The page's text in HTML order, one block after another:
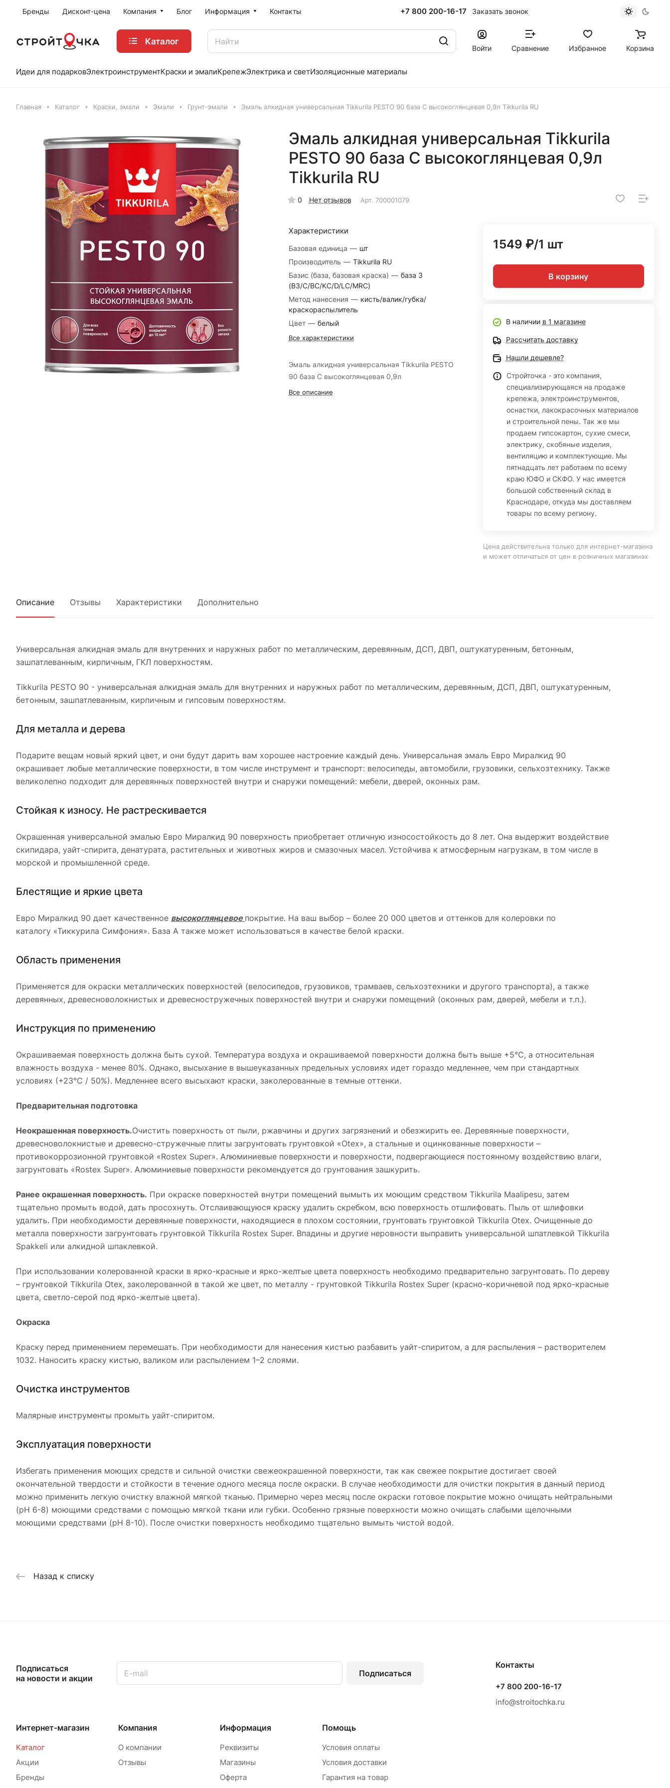
Бренды Дисконт-цена Компания Блог Информация Контакты +7 800 200-16-17 Заказать звонок
Каталог
Войти Сравнение Избранное Корзина
Идеи для подарковЭлектроинструментКраски и эмалиКрепежЭлектрика и светИзоляционные материалы
Главная Каталог Краски, эмали Эмали Грунт-эмали Эмаль алкидная универсальная Tikkurila PESTO 90 база C высокоглянцевая 0,9л Tikkurila RU
Эмаль алкидная универсальная Tikkurila
PESTO 90 база C высокоглянцевая 0,9л
Tikkurila RU
0 Нет отзывов Арт. 700001079
Характеристики
Базовая единица — шт
Производитель — Tikkurila RU
Базис (база, базовая краска) — база 3
(B3/C/BC/KC/D/LC/MRC)
Метод нанесения — кисть/валик/губка/
краскораспылитель
Цвет — белый
Все характеристики
Эмаль алкидная универсальная Tikkurila PESTO
90 база C высокоглянцевая 0,9л
Все описание
1549 ₽/1 шт
В корзину
В наличии в 1 магазине
Рассчитать доставку
Нашли дешевле?
Стройточка - это компания,
специализирующаяся на продаже
крепежа, электроинструментов,
оснастки, лакокрасочных материалов
и строительной пены. Так же мы
продаем гипсокартон, сухие смеси,
электрику, скобяные изделия,
вентиляцию и комплектующие. Мы
пятнадцать лет работаем по всему
краю ЮФО и СКФО. У нас имеется
большой собственный склад в
Краснодаре, откуда мы доставляем
товары по всему региону.
Цена действительна только для интернет-магазина
и может отличаться от цен в розничных магазинах
Описание Отзывы Характеристики Дополнительно
Универсальная алкидная эмаль для внутренних и наружных работ по металлическим, деревянным, ДСП, ДВП, оштукатуренным, бетонным,
зашпатлеванным, кирпичным, ГКЛ поверхностям.
Tikkurila PESTO 90 - универсальная алкидная эмаль для внутренних и наружных работ по металлическим, деревянным, ДСП, ДВП, оштукатуренным,
бетонным, зашпатлеванным, кирпичным и гипсовым поверхностям.
Для металла и дерева
Подарите вещам новый яркий цвет, и они будут дарить вам хорошее настроение каждый день. Универсальная эмаль Евро Миралкид 90
окрашивает любые металлические поверхности, в том числе инструмент и транспорт: велосипеды, автомобили, грузовики, сельхозтехнику. Также
великолепно подходит для деревянных поверхностей внутри и снаружи помещений: мебели, дверей, оконных рам.
Стойкая к износу. Не растрескивается
Окрашенная универсальной эмалью Евро Миралкид 90 поверхность приобретает отличную износостойкость до 8 лет. Она выдержит воздействие
скипидара, уайт-спирита, денатурата, растительных и животных жиров и смазочных масел. Устойчива к атмосферным нагрузкам, в том числе в
морской и промышленной среде.
Блестящие и яркие цвета
Евро Миралкид 90 дает качественное высокоглянцевое покрытие. На ваш выбор – более 20 000 цветов и оттенков для колеровки по
каталогу «Тиккурила Симфония». База А также может использоваться в качестве белой краски.
Область применения
Применяется для окраски металлических поверхностей (велосипедов, грузовиков, трамваев, сельхозтехники и другого транспорта), а также
деревянных, древесноволокнистых и древесностружечных поверхностей внутри и снаружи помещений (оконных рам, дверей, мебели и т.п.).
Инструкция по применению
Окрашиваемая поверхность должна быть сухой. Температура воздуха и окрашиваемой поверхности должна быть выше +5°С, а относительная
влажность воздуха - менее 80%. Однако, высыхание в вышеуказанных предельных условиях идет гораздо медленнее, чем при стандартных
условиях (+23°С / 50%). Медленнее всего высыхают краски, заколерованные в темные оттенки.
Предварительная подготовка
Неокрашенная поверхность.Очистить поверхность от пыли, ржавчины и других загрязнений и обезжирить ее. Деревянные поверхности,
древесноволокнистые и древесно-стружечные плиты загрунтовать грунтовкой «Otex», а стальные и оцинкованные поверхности –
противокоррозионной грунтовкой «Rostex Super». Алюминиевые поверхности и поверхности, подвергающиеся постоянному воздействию влаги,
загрунтовать «Rostex Super». Алюминиевые поверхности рекомендуется до грунтования зашкурить.
Ранее окрашенная поверхность. При окраске поверхностей внутри помещений вымыть их моющим средством Tikkurila Maalipesu, затем
тщательно промыть водой, дать просохнуть. Отслаивающуюся краску удалить скребком, всю поверхность отшлифовать. Пыль от шлифовки
удалить. При необходимости деревянные поверхности, находящиеся в плохом состоянии, грунтовать грунтовкой Tikkurila Otex. Очищенные до
металла поверхности загрунтовать грунтовкой Tikkurila Rostex Super. Впадины и другие неровности выправить универсальной шпатлевкой Tikkurila
Spakkeli или алкидной шпаклевкой.
При использовании колерованной краски в ярко-красные и ярко-желтые цвета поверхность необходимо предварительно загрунтовать. По дереву
– грунтовкой Tikkurila Otex, заколерованной в такой же цвет, по металлу - грунтовкой Tikkurila Rostex Super (красно-коричневой под ярко-красные
цвета, светло-серой под ярко-желтые цвета).
Окраска
Краску перед применением перемешать. При необходимости для нанесения кистью разбавить уайт-спиритом, а для распыления – растворителем
1032. Наносить краску кистью, валиком или распылением 1–2 слоями.
Очистка инструментов
Малярные инструменты промыть уайт-спиритом.
Эксплуатация поверхности
Избегать применения моющих средств и сильной очистки свежеокрашенной поверхности, так как свежее покрытие достигает своей
окончательной твердости и стойкости в течение одного месяца после окраски. В случае необходимости для очистки покрытия в данный период
можно применить легкую очистку влажной мягкой тканью. Примерно через месяц после окраски готовое покрытие можно очищать нейтральными
(pH 6-8) моющими средствами с помощью мягкой ткани или губки. Особенно грязные поверхности можно очищать слабыми щелочными
моющими средствами (pH 8-10). После очистки поверхность необходимо тщательно вымыть чистой водой.
Назад к списку
Подписаться
на новости и акции
Подписаться
Интернет-магазин
Каталог
Акции
Бренды
Компания
О компании
Отзывы
Информация
Реквизиты
Магазины
Оферта
Помощь
Условия оплаты
Условия доставки
Гарантия на товар
Контакты
+7 800 200-16-17
info@stroitochka.ru